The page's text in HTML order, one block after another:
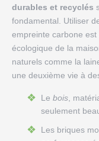
durables et recyclés
fondamental. Utiliser
empreinte carbone est
écologique de la
naturels comme la
une deuxième vie à
Le bois,
seulement
Les briques